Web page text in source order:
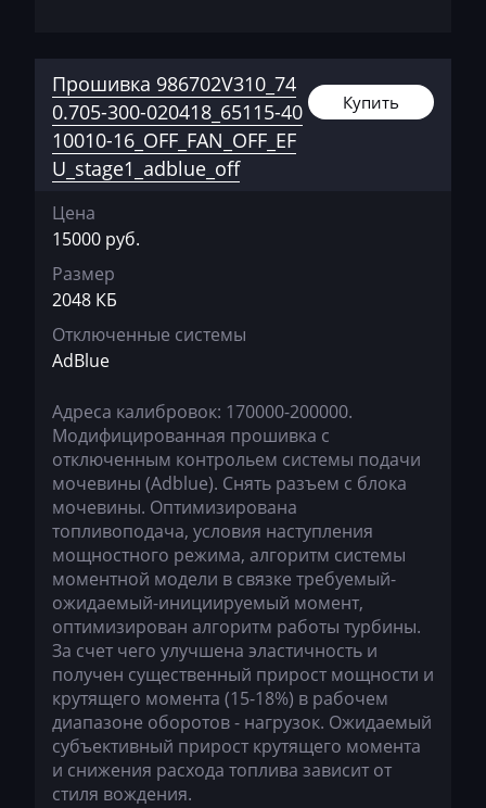
Hitachi
Honda
Hongqi
Howo
Huanghai
Hummer
Hyster
Infiniti
International
Iran Khodro
Isuzu
Iveco
Jac
Jaecoo
Jaguar
JCB
Jeep
Прошивка 986702V310_74
0.705-300-020418_65115-40
10010-16_OFF_FAN_OFF_EF
U_stage1_adblue_off
Купить
Цена
15000 руб.
Размер
2048 КБ
Отключенные системы
AdBlue
Адреса калибровок: 170000-200000.
Модифицированная прошивка с
отключенным контрольем системы подачи
мочевины (Adblue). Снять разъем с блока
мочевины. Оптимизирована
топливоподача, условия наступления
мощностного режима, алгоритм системы
моментной модели в связке требуемый-
ожидаемый-инициируемый момент,
оптимизирован алгоритм работы турбины.
За счет чего улучшена эластичность и
получен существенный прирост мощности и
крутящего момента (15-18%) в рабочем
диапазоне оборотов - нагрузок. Ожидаемый
субъективный прирост крутящего момента
и снижения расхода топлива зависит от
стиля вождения.